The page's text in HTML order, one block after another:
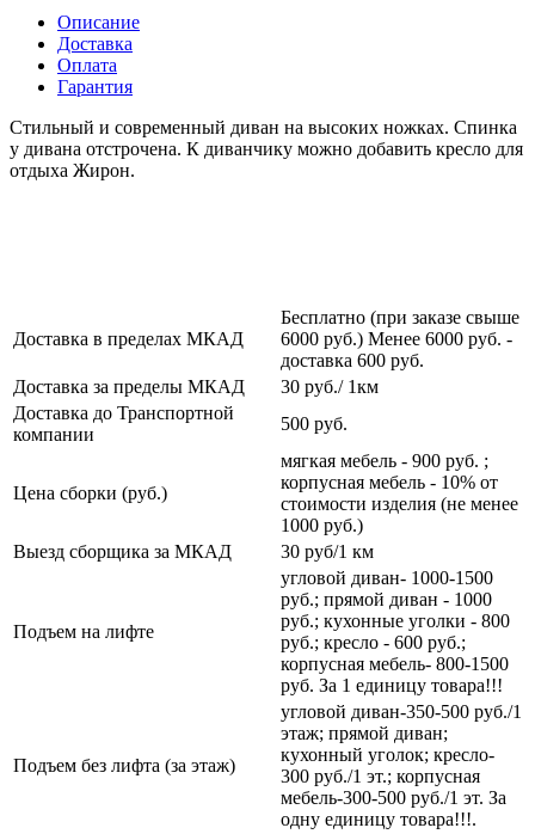
Описание
Доставка
Оплата
Гарантия
Стильный и современный диван на высоких ножках. Спинка
у дивана отстрочена. К диванчику можно добавить кресло для
отдыха Жирон.
Доставка в пределах МКАД
Бесплатно (при заказе свыше
6000 руб.) Менее 6000 руб. -
доставка 600 руб.
Доставка за пределы МКАД
30 руб./ 1км
Доставка до Транспортной
компании
500 руб.
Цена сборки (руб.)
мягкая мебель - 900 руб. ;
корпусная мебель - 10% от
стоимости изделия (не менее
1000 руб.)
Выезд сборщика за МКАД
30 руб/1 км
Подъем на лифте
угловой диван- 1000-1500
руб.; прямой диван - 1000
руб.; кухонные уголки - 800
руб.; кресло - 600 руб.;
корпусная мебель- 800-1500
руб. За 1 единицу товара!!!
Подъем без лифта (за этаж)
угловой диван-350-500 руб./1
этаж; прямой диван;
кухонный уголок; кресло-
300 руб./1 эт.; корпусная
мебель-300-500 руб./1 эт. За
одну единицу товара!!!.